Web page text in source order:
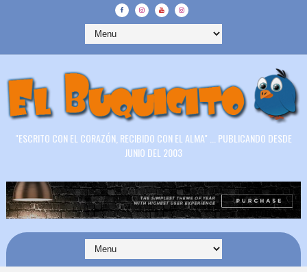
"ESCRITO CON EL CORAZÓN, RECIBIDO CON EL ALMA" ... PUBLICANDO DESDE
JUNIO DEL 2003